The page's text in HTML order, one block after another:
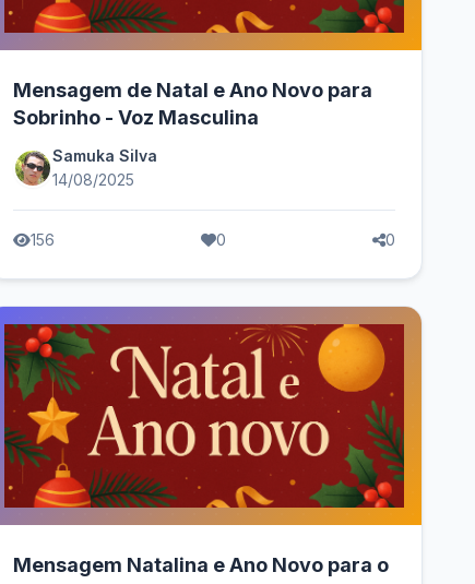
Mensagem de Natal e Ano Novo para
Sobrinho - Voz Masculina
Samuka Silva
14/08/2025
156 0 0
Mensagem Natalina e Ano Novo para o